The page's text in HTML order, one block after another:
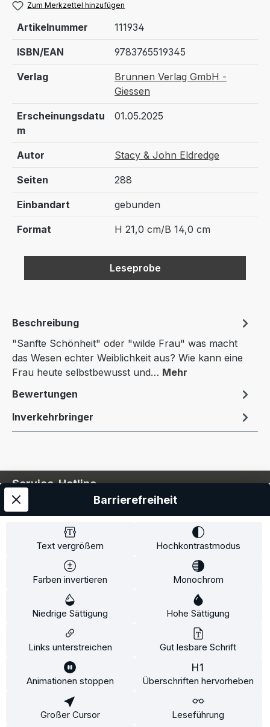
Zum Merkzettel hinzufügen
Artikelnummer 111934
ISBN/EAN 9783765519345
Verlag
Brunnen Verlag GmbH -
Giessen
Erscheinungsdatu
m
01.05.2025
Autor Stacy & John Eldredge
Seiten 288
Einbandart gebunden
Format H 21,0 cm/B 14,0 cm
Leseprobe
Beschreibung
"Sanfte Schönheit" oder "wilde Frau" was macht
das Wesen echter Weiblichkeit aus? Wie kann eine
Frau heute selbstbewusst und… Mehr
Bewertungen
Inverkehrbringer
Service-Hotline
Service
Information
* Alle Preise inkl. gesetzl. Mehrwertsteuer zzgl.
und ggf. Nachnahmegebühren, wenn
Text vergrößern Hochkontrastmodus
Farben invertieren Monochrom
Niedrige Sättigung Hohe Sättigung
Links unterstreichen Gut lesbare Schrift
Animationen stoppen Überschriften hervorheben
Großer Cursor Leseführung
Barrierefreiheit
Diese Website verwendet Cookies, um eine bestmögliche
Erfahrung bieten zu können.
Mehr Informationen ...
Nur technisch notwendige